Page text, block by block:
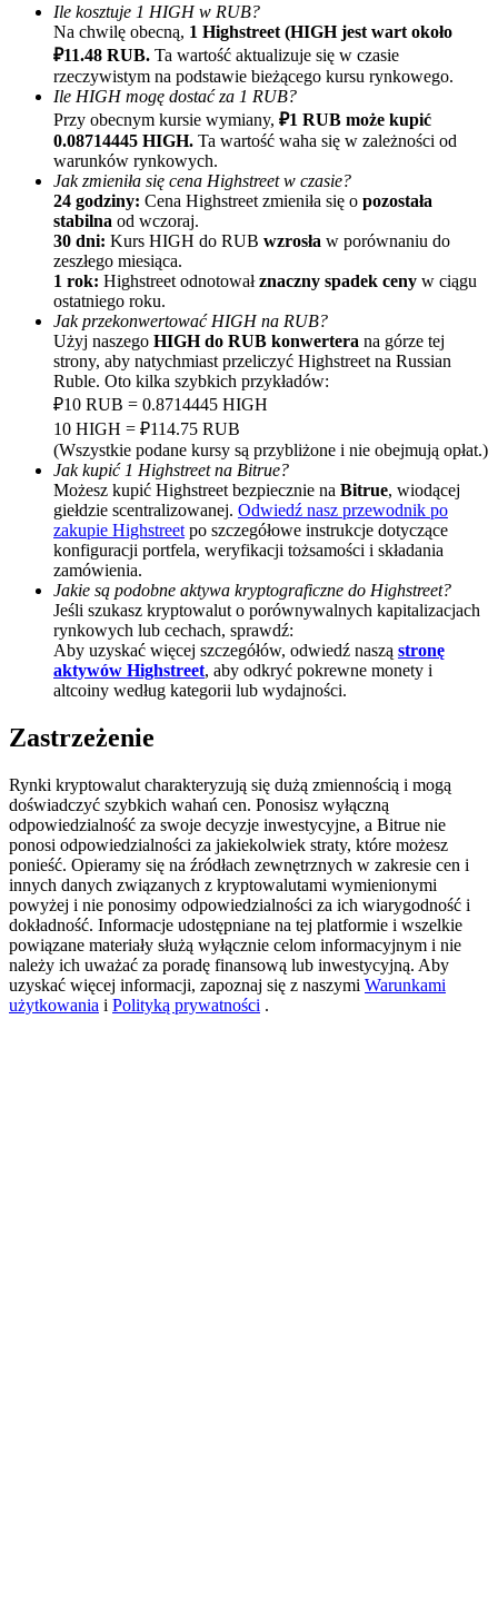
Polecaj
Zaproś przyjaciela, aby otrzymać nagrody pieniężne
Deposit CASHCAT & Win
Deposit CASHCAT & Win
Share 500000 CASHCAT prize pool
Exclusive for BitMart Users
Register & Trade to Win 500,000 USDT
Precious Metals Trading Carnival
Trade Gold & Silver · 33,333 USDT Bonus
USDT New User Exclusive 10% APR
USDT Flexible Staking | Daily Rewards
New Listing Futures Fest
Trade New Futures, Win 200,000 USDT
Ile kosztuje 1 HIGH w RUB?
Na chwilę obecną, 1 Highstreet (HIGH jest wart około
₽11.48 RUB. Ta wartość aktualizuje się w czasie
rzeczywistym na podstawie bieżącego kursu rynkowego.
Ile HIGH mogę dostać za 1 RUB?
Przy obecnym kursie wymiany, ₽1 RUB może kupić
0.08714445 HIGH. Ta wartość waha się w zależności od
warunków rynkowych.
Jak zmieniła się cena Highstreet w czasie?
24 godziny: Cena Highstreet zmieniła się o pozostała
stabilna od wczoraj.
30 dni: Kurs HIGH do RUB wzrosła w porównaniu do
zeszłego miesiąca.
1 rok: Highstreet odnotowałznaczny spadek ceny w ciągu
ostatniego roku.
Jak przekonwertować HIGH na RUB?
Użyj naszego HIGH do RUB konwertera na górze tej
strony, aby natychmiast przeliczyć Highstreet na Russian
Ruble. Oto kilka szybkich przykładów:
₽10 RUB = 0.8714445 HIGH
10 HIGH = ₽114.75 RUB
(Wszystkie podane kursy są przybliżone i nie obejmują opłat.)
Jak kupić 1 Highstreet na Bitrue?
Możesz kupić Highstreet bezpiecznie na Bitrue, wiodącej
giełdzie scentralizowanej. Odwiedź nasz przewodnik po
zakupie Highstreet po szczegółowe instrukcje dotyczące
konfiguracji portfela, weryfikacji tożsamości i składania
zamówienia.
Jakie są podobne aktywa kryptograficzne do Highstreet?
Jeśli szukasz kryptowalut o porównywalnych kapitalizacjach
rynkowych lub cechach, sprawdź:
Aby uzyskać więcej szczegółów, odwiedź naszą stronę
aktywów Highstreet, aby odkryć pokrewne monety i
altcoiny według kategorii lub wydajności.
Zastrzeżenie
Rynki kryptowalut charakteryzują się dużą zmiennością i mogą
doświadczyć szybkich wahań cen. Ponosisz wyłączną
odpowiedzialność za swoje decyzje inwestycyjne, a Bitrue nie
ponosi odpowiedzialności za jakiekolwiek straty, które możesz
ponieść. Opieramy się na źródłach zewnętrznych w zakresie cen i
innych danych związanych z kryptowalutami wymienionymi
powyżej i nie ponosimy odpowiedzialności za ich wiarygodność i
dokładność. Informacje udostępniane na tej platformie i wszelkie
powiązane materiały służą wyłącznie celom informacyjnym i nie
należy ich uważać za poradę finansową lub inwestycyjną. Aby
uzyskać więcej informacji, zapoznaj się z naszymi Warunkami
użytkowania i Polityką prywatności .